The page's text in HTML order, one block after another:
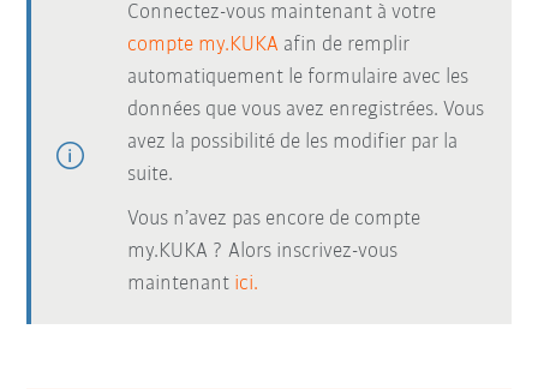
Connectez-vous maintenant à votre
compte my.KUKA afin de remplir
automatiquement le formulaire avec les
données que vous avez enregistrées. Vous
avez la possibilité de les modifier par la
suite.
Vous n’avez pas encore de compte
my.KUKA ? Alors inscrivez-vous
maintenant ici.